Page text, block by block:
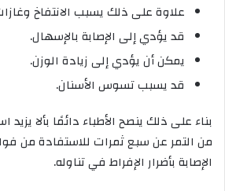
علاوة على ذلك يسبب الانتفاخ
قد يؤدي إلى الإصابة بالإسهال.
يمكن أن يؤدي إلى زيادة الوزن.
قد يسبب تسوس الأسنان.
بناء على ذلك ينصح الأطباء دائمًا بألا
من التمر عن سبع ثمرات للاستفادة من
الإصابة بأضرار الإفراط في تناوله.